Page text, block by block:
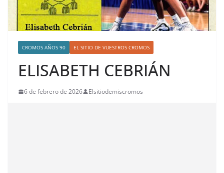
CROMOS AÑOS 90 EL SITIO DE VUESTROS CROMOS
ELISABETH CEBRIÁN
6 de febrero de 2026 Elsitiodemiscromos